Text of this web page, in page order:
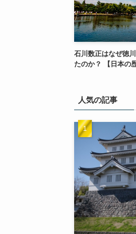
石川数正はなぜ徳
たのか？ 【日本の
人気の記事